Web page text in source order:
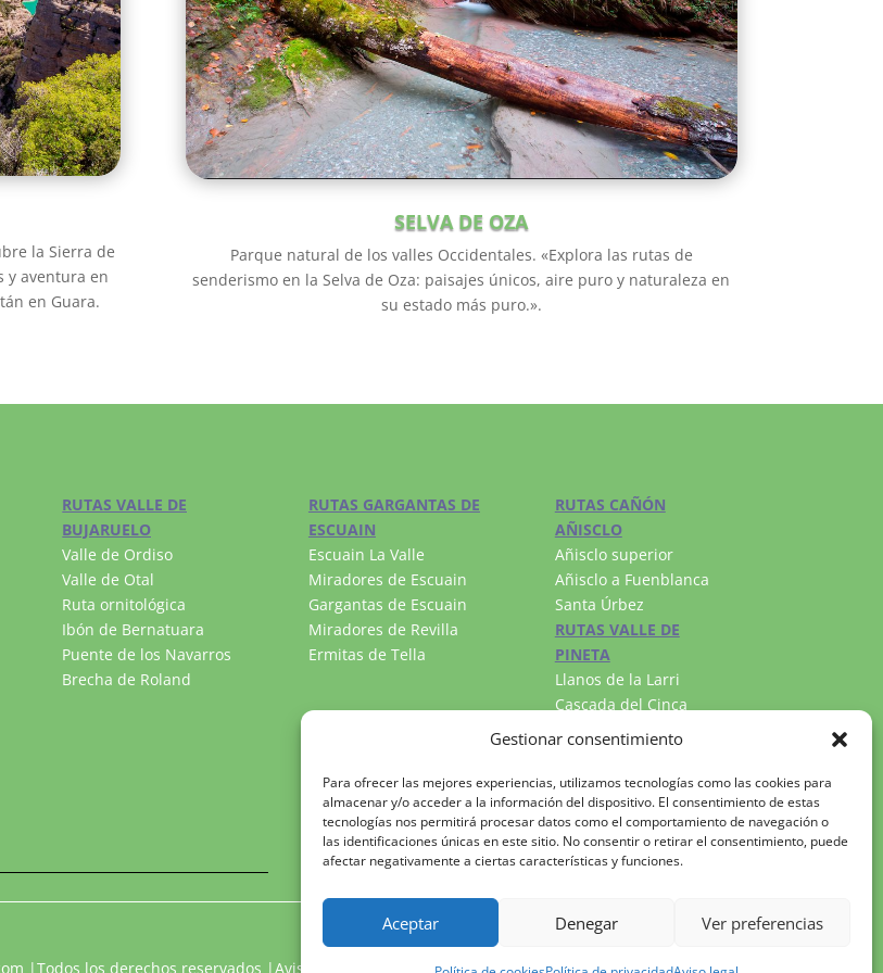
Gestionar consentimiento
Para ofrecer las mejores experiencias, utilizamos tecnologías como las cookies para
almacenar y/o acceder a la información del dispositivo. El consentimiento de estas
tecnologías nos permitirá procesar datos como el comportamiento de navegación o
las identificaciones únicas en este sitio. No consentir o retirar el consentimiento, puede
afectar negativamente a ciertas características y funciones.
Aceptar Denegar Ver preferencias
la Sierra de
y aventura en
en Guara.
SELVA DE OZA
Parque natural de los valles Occidentales. «Explora las rutas de
senderismo en la Selva de Oza: paisajes únicos, aire puro y naturaleza en
su estado más puro.».
RUTAS VALLE DE
BUJARUELO
Valle de Ordiso
Valle de Otal
Ruta ornitológica
Ibón de Bernatuara
Puente de los Navarros
Brecha de Roland
RUTAS GARGANTAS DE
ESCUAIN
Escuain La Valle
Miradores de Escuain
Gargantas de Escuain
Miradores de Revilla
Ermitas de Tella
RUTAS CAÑÓN
AÑISCLO
Añisclo superior
Añisclo a Fuenblanca
Santa Úrbez
RUTAS VALLE DE
PINETA
Llanos de la Larri
Cascada del Cinca
Lago Marboré
|Todos los derechos reservados |Aviso legal Política de privacidad |Política de cookies